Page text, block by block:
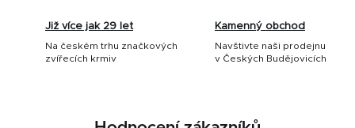
Již více jak 29 let
Na českém trhu značkových
zvířecích krmiv
Kamenný obchod
Navštivte naši prodejnu
v Českých Budějovicích